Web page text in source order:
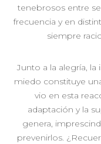
tenebrosos entre
frecuencia y en
siempre
Junto a la alegría, la
miedo constituye
vio en esta
adaptación y la
genera,
prevenirlos.